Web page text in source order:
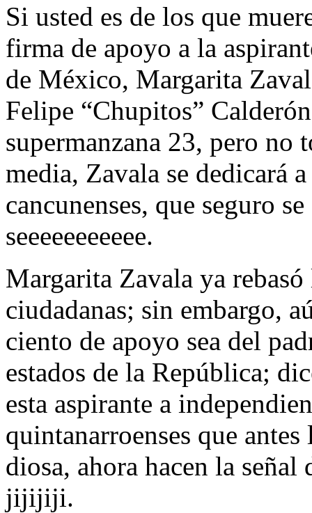
Si usted es de los que
firma de apoyo a la
de México, Margarita
Felipe “Chupitos”
supermanzana 23, pero no
media, Zavala se dedicará
cancunenses, que seguro
seeeeeeeeeee.
Margarita Zavala ya
ciudadanas; sin embargo,
ciento de apoyo sea del
estados de la República;
esta aspirante a
quintanarroenses que
diosa, ahora hacen la
jijijiji.